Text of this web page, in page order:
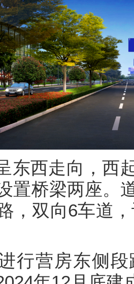
东西走向，西
置桥梁两座。
，双向6车道
行营房东侧